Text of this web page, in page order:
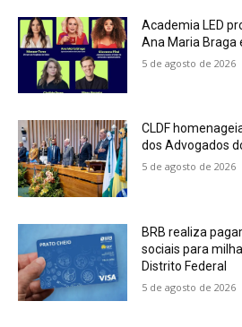
Academia LED
Ana Maria Braga
5 de agosto de 2026
CLDF
dos Advogados
5 de agosto de 2026
BRB realiza
sociais para
Distrito Federal
5 de agosto de 2026